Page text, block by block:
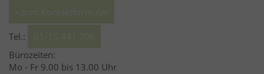
» zum Kontaktformular
Tel.:
01/15 441 706
Bürozeiten:
Mo - Fr 9.00 bis 13.00 Uhr